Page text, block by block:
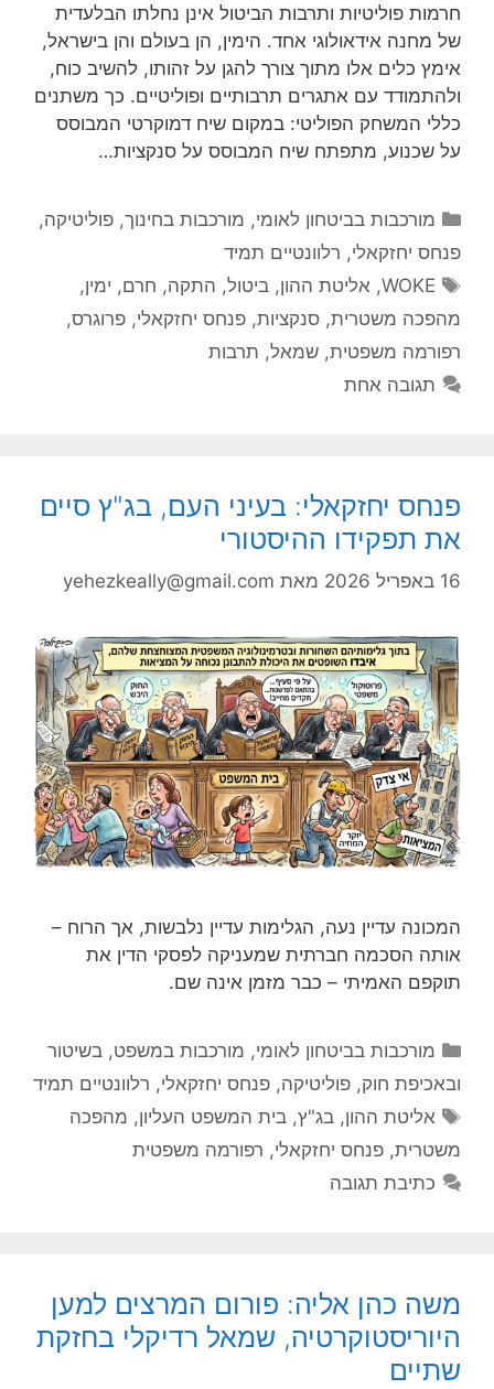
חרמות פוליטיות ותרבות הביטול אינן נחלתו הבלעדית
של מחנה אידאולוגי אחד. הימין, הן בעולם והן בישראל,
אימץ כלים אלו מתוך צורך להגן על זהותו, להשיב כוח,
ולהתמודד עם אתגרים תרבותיים ופוליטיים. כך משתנים
כללי המשחק הפוליטי: במקום שיח דמוקרטי המבוסס
על שכנוע, מתפתח שיח המבוסס על סנקציות…
קטגוריות
מורכבות בביטחון לאומי, מורכבות בחינוך,פוליטיקה,
פנחס יחזקאלי, רלוונטיים תמיד
תגיות
WOKE
, אליטת ההון,ביטול, התקה, חרם, ימין,
מהפכה משטרית, סנקציות, פנחס יחזקאלי, פרוגרס,
רפורמה משפטית, שמאל, תרבות
תגובה אחת
פנחס יחזקאלי: בעיני העם, בג"ץ סיים
את תפקידו ההיסטורי
16 באפריל 2026 מאת yehezkeally@gmail.com
המכונה עדיין נעה, הגלימות עדיין נלבשות, אך הרוח –
אותה הסכמה חברתית שמעניקה לפסקי הדין את
תוקפם האמיתי – כבר מזמן אינה שם.
קטגוריות
מורכבות בביטחון לאומי, מורכבות במשפט, בשיטור
ובאכיפת חוק, פוליטיקה, פנחס יחזקאלי, רלוונטיים תמיד
תגיות
אליטת ההון,בג"ץ,בית המשפט העליון, מהפכה
משטרית, פנחס יחזקאלי, רפורמה משפטית
כתיבת תגובה
משה כהן אליה: פורום המרצים למען
היוריסטוקרטיה, שמאל רדיקלי בחזקת
שתיים